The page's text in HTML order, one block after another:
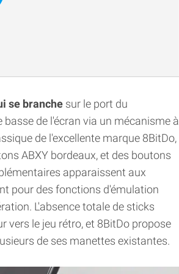
se branche sur le port du
de l'écran via un mécanisme à
de l'excellente marque 8BitDo,
ABXY bordeaux, et des boutons
apparaissent aux
pour des fonctions d'émulation
L'absence totale de sticks
vers le jeu rétro, et 8BitDo propose
de ses manettes existantes.